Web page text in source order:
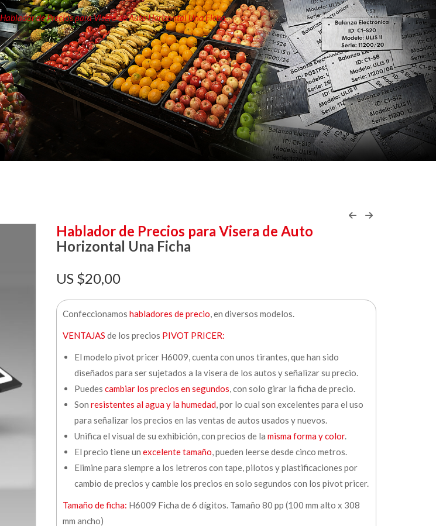
Hablador de Precios para Visera de AutoHorizontal Una Ficha
Hablador de Precios para Visera de Auto
Horizontal Una Ficha
$20,00
Confeccionamos habladores de precio, en diversos modelos.
VENTAJAS de los precios PIVOT PRICER:
El modelo pivot pricer H6009, cuenta con unos tirantes, que han sido
diseñados para ser sujetados a la visera de los autos y señalizar su precio.
Puedes cambiar los precios en segundos, con solo girar la ficha de precio.
Son resistentes al agua y la humedad, por lo cual son excelentes para el uso
para señalizar los precios en las ventas de autos usados y nuevos.
Unifica el visual de su exhibición, con precios de la misma forma y color.
El precio tiene un excelente tamaño, pueden leerse desde cinco metros.
Elimine para siempre a los letreros con tape, pilotos y plastificaciones por
cambio de precios y cambie los precios en solo segundos con los pivot pricer.
Tamaño de ficha: H6009 Ficha de 6 dígitos. Tamaño 80 pp (100 mm alto x 308
mm ancho)